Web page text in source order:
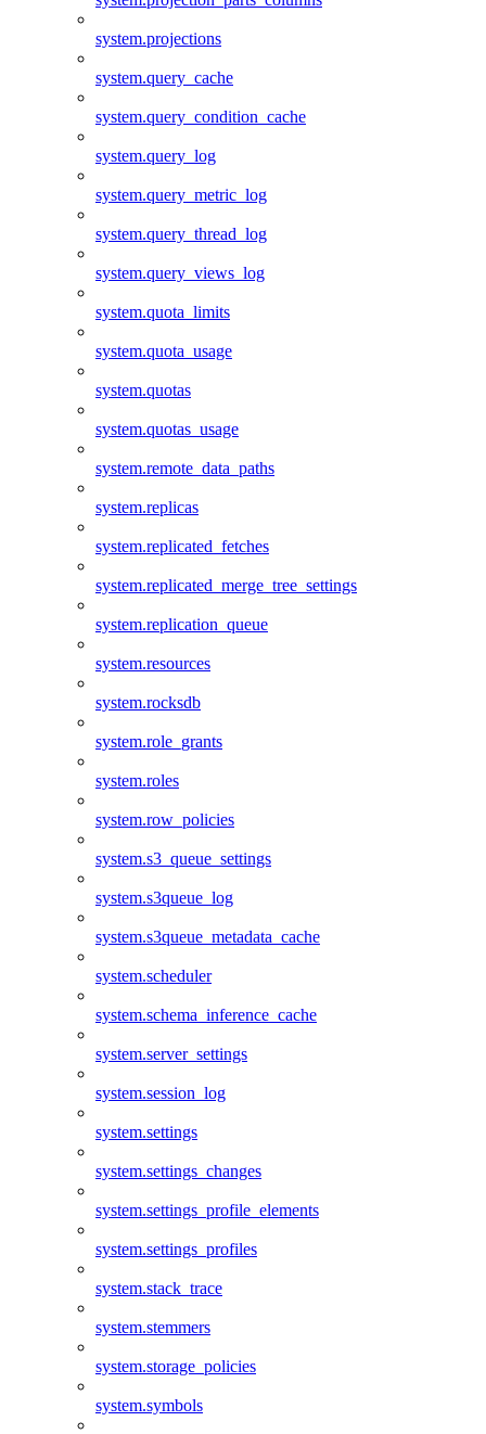
system.projections
system.query_cache
system.query_condition_cache
system.query_log
system.query_metric_log
system.query_thread_log
system.query_views_log
system.quota_limits
system.quota_usage
system.quotas
system.quotas_usage
system.remote_data_paths
system.replicas
system.replicated_fetches
system.replicated_merge_tree_settings
system.replication_queue
system.resources
system.rocksdb
system.role_grants
system.roles
system.row_policies
system.s3_queue_settings
system.s3queue_log
system.s3queue_metadata_cache
system.scheduler
system.schema_inference_cache
system.server_settings
system.session_log
system.settings
system.settings_changes
system.settings_profile_elements
system.settings_profiles
system.stack_trace
system.stemmers
system.storage_policies
system.symbols